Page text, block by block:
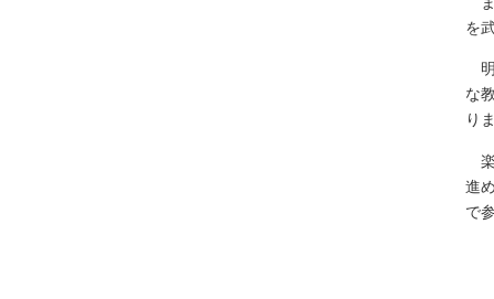
を
明
な
り
楽
進
で